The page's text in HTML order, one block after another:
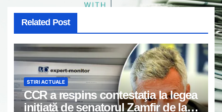
Related Post
STIRI ACTUALE
CCR a respins contestaţia la legea
iniţiată de senatorul Zamfir de la